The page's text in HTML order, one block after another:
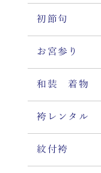
初節句
お宮参り
和装 着物
袴レンタル
紋付袴